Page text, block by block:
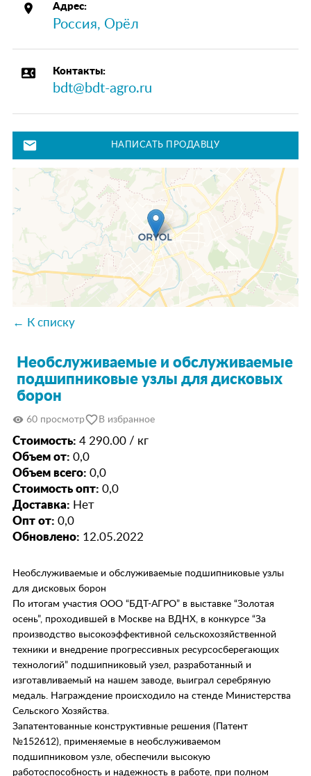
place Адрес:
Россия, Орёл
contact_phone Контакты:
bdt@bdt-agro.ru
mail НАПИСАТЬ ПРОДАВЦУ
← К списку
Необслуживаемые и обслуживаемые
подшипниковые узлы для дисковых
борон
visibility 60 просмотрfavorite_border В избранное
Стоимость: 4 290.00 / кг
Объем от: 0,0
Объем всего: 0,0
Стоимость опт: 0,0
Доставка: Нет
Опт от: 0,0
Обновлено: 12.05.2022
Необслуживаемые и обслуживаемые подшипниковые узлы
для дисковых борон
По итогам участия ООО “БДТ-АГРО” в выставке “Золотая
осень”, проходившей в Москве на ВДНХ, в конкурсе “За
производство высокоэффективной сельскохозяйственной
техники и внедрение прогрессивных ресурсосберегающих
технологий” подшипниковый узел, разработанный и
изготавливаемый на нашем заводе, выиграл серебряную
медаль. Награждение происходило на стенде Министерства
Сельского Хозяйства.
Запатентованные конструктивные решения (Патент
№152612), применяемые в необслуживаемом
подшипниковом узле, обеспечили высокую
работоспособность и надежность в работе, при полном